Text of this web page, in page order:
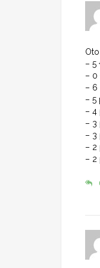
– 5
– 0
– 6
– 5
– 4
– 3
– 3
– 2
– 2